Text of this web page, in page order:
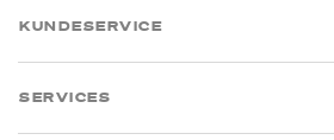
KUNDESERVICE
SERVICES